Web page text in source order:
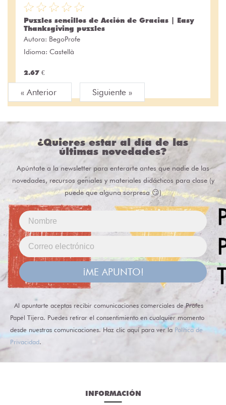
Puzzles sencillos de Acción de Gracias | Easy
Thanksgiving puzzles
Autora: BegoProfe
Idioma: Castellà
2.67 €
« Anterior Siguiente »
¿Quieres estar al día de las
últimas novedades?
Apúntate a la newsletter para enterarte antes que nadie de las
novedades, recursos geniales y materiales didácticos para clase (y
puede que alguna sorpresa 😏)
¡ME APUNTO!
Al apuntarte aceptas recibir comunicaciones comerciales de Profes
Papel Tijera. Puedes retirar el consentimiento en cualquier momento
desde nuestras comunicaciones. Haz clic aquí para ver la Política de
Privacidad.
INFORMACIÓN